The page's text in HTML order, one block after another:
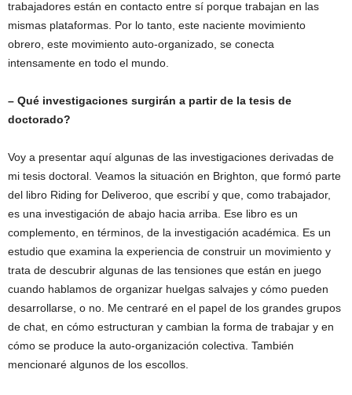
trabajadores están en contacto entre sí porque trabajan en las
mismas plataformas. Por lo tanto, este naciente movimiento
obrero, este movimiento auto-organizado, se conecta
intensamente en todo el mundo.
– Qué investigaciones surgirán a partir de la tesis de
doctorado?
Voy a presentar aquí algunas de las investigaciones derivadas de
mi tesis doctoral. Veamos la situación en Brighton, que formó parte
del libro Riding for Deliveroo, que escribí y que, como trabajador,
es una investigación de abajo hacia arriba. Ese libro es un
complemento, en términos, de la investigación académica. Es un
estudio que examina la experiencia de construir un movimiento y
trata de descubrir algunas de las tensiones que están en juego
cuando hablamos de organizar huelgas salvajes y cómo pueden
desarrollarse, o no. Me centraré en el papel de los grandes grupos
de chat, en cómo estructuran y cambian la forma de trabajar y en
cómo se produce la auto-organización colectiva. También
mencionaré algunos de los escollos.